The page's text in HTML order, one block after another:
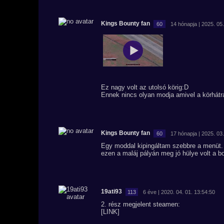
Kings Bounty fan 60 14 hónapja | 2025.
Ez nagy volt az utolsó körig:D
Ennek nincs olyan modja amivel a
Kings Bounty fan 60 17 hónapja | 2025.
Egy moddal kipingáltam szebbre a
ezen a maláj pályán meg jó hülye volt a
19ati93 113 6 éve | 2020. 04. 01. 13:54:50
2. rész megjelent steamen:
[LINK]